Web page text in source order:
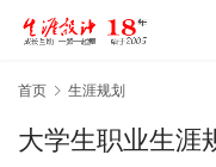
首页 生涯规划
大学生职业生涯